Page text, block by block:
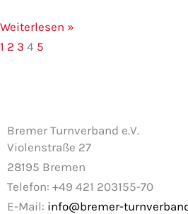
Weiterlesen »
1 2 3 4 5
Bremer Turnverband e.V.
Violenstraße 27
28195 Bremen
Telefon: +49 421 203155-70
E-Mail: info@bremer-